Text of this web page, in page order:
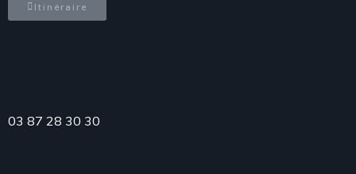
Itinéraire
03 87 28 30 30